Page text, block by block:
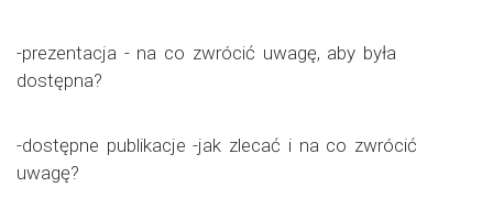
-prezentacja - na co zwrócić uwagę, aby była
dostępna?
-dostępne publikacje -jak zlecać i na co zwrócić
uwagę?